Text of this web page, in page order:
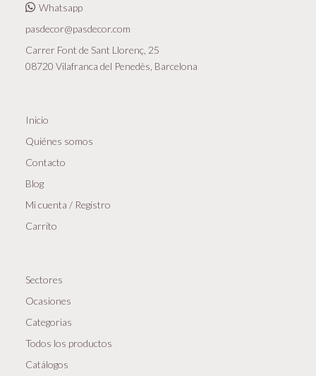
Whatsapp
pasdecor@pasdecor.com
Carrer Font de Sant Llorenç, 25
08720 Vilafranca del Penedès, Barcelona
Inicio
Quiénes somos
Contacto
Blog
Mi cuenta / Registro
Carrito
Sectores
Ocasiones
Categorias
Todos los productos
Catálogos